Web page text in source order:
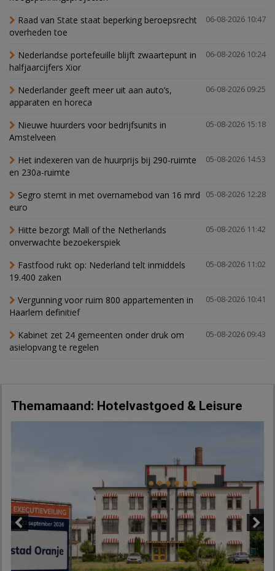
06-08-2026 10:47
Raad van State staat beperking beroepsrecht
overheden toe
06-08-2026 10:24
Nederlandse portefeuille blijft zwaartepunt in
halfjaarcijfers Xior
06-08-2026 09:25
Nederlander geeft meer uit aan auto’s,
apparaten en horeca
05-08-2026 15:18
Nieuwe huurders voor bedrijfsunits in
Amstelveen
05-08-2026 14:53
Het indexeren van de huurprijs bij 290-ruimte
en 230a-ruimte
05-08-2026 12:28
Segro stemt in met overnamebod van 16 mrd
euro
05-08-2026 11:42
Hitte bezorgt Mall of the Netherlands
onverwachte bezoekerspiek
05-08-2026 11:02
Fastfood rukt op: Nederland telt inmiddels
19.400 zaken
05-08-2026 10:41
Vergunning voor ruim 800 appartementen in
Haarlem definitief
05-08-2026 09:43
Kabinet zet 24 gemeenten onder druk om
asielopvang te regelen
Themamaand: Hotelvastgoed & Leisure
Next